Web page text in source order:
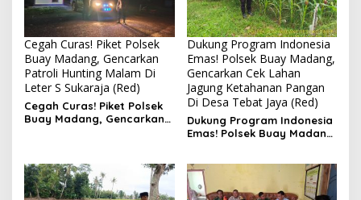
Cegah Curas! Piket Polsek
Buay Madang, Gencarkan
Patroli Hunting Malam Di
Leter S Sukaraja (Red)
Cegah Curas! Piket Polsek
Buay Madang, Gencarkan
Dukung Program Indonesia
Emas! Polsek Buay Madang,
Gencarkan Cek Lahan
Jagung Ketahanan Pangan
Di Desa Tebat Jaya (Red)
Dukung Program Indonesia
Emas! Polsek Buay Madang,
Di Desa Tebat Jaya